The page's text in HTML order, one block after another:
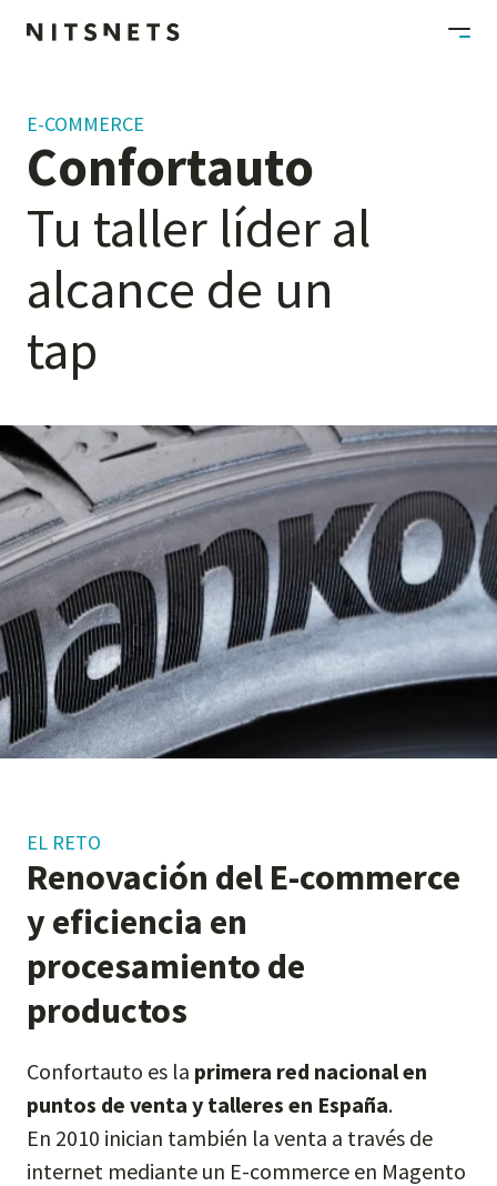
E-COMMERCE
Confortauto
Tu taller líder al
alcance de un
tap
EL RETO
Renovación del E-commerce
y eficiencia en
procesamiento de
productos
Confortauto es la primera red nacional en
puntos de venta y talleres en España.
En 2010 inician también la venta a través de
internet mediante un E-commerce en Magento